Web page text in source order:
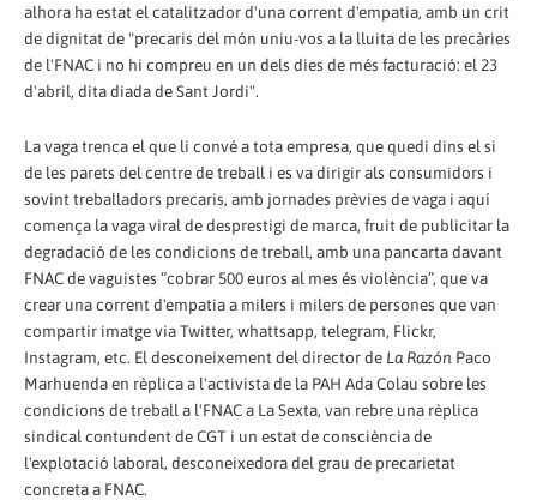
alhora ha estat el catalitzador d'una corrent d'empatia, amb un crit
de dignitat de "precaris del món uniu-vos a la lluita de les precàries
de l'FNAC i no hi compreu en un dels dies de més facturació: el 23
d'abril, dita diada de Sant Jordi".
La vaga trenca el que li convé a tota empresa, que quedi dins el si
de les parets del centre de treball i es va dirigir als consumidors i
sovint treballadors precaris, amb jornades prèvies de vaga i aquí
comença la vaga viral de desprestigi de marca, fruit de publicitar la
degradació de les condicions de treball, amb una pancarta davant
FNAC de vaguistes “cobrar 500 euros al mes és violència”, que va
crear una corrent d'empatia a milers i milers de persones que van
compartir imatge via Twitter, whattsapp, telegram, Flickr,
Instagram, etc. El desconeixement del director de La Razón Paco
Marhuenda en rèplica a l'activista de la PAH Ada Colau sobre les
condicions de treball a l'FNAC a La Sexta, van rebre una rèplica
sindical contundent de CGT i un estat de consciència de
l'explotació laboral, desconeixedora del grau de precarietat
concreta a FNAC.